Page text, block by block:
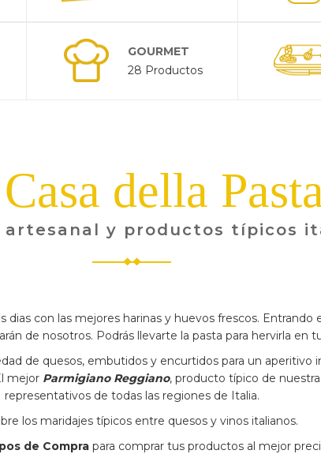
GOURMET
28 Productos
della
artesanal y productos típicos
dias con las mejores harinas y huevos frescos. Entrando
de nosotros. Podrás llevarte la pasta para hervirla en
de quesos, embutidos y encurtidos para un aperitivo
mejor Parmigiano Reggiano, producto típico de
representativos de todas las regiones de Italia.
los maridajes típicos entre quesos y vinos italianos.
de Compra para comprar tus productos al mejor